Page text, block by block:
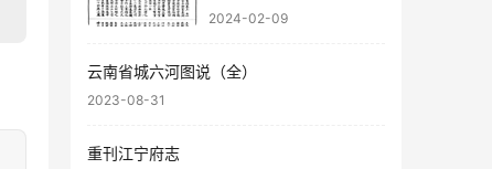
2024-02-09
云南省城六河图说（全）
2023-08-31
重刊江宁府志